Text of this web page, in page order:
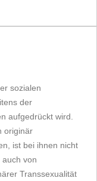
sozialen
der
aufgedrückt wird.
originär
ist bei ihnen nicht
von
Transsexualität